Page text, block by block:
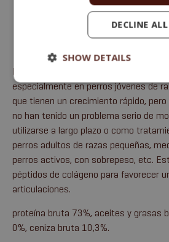
Favorece un correcto desarrollo del
especialmente en perros jóvenes de
que tienen un crecimiento rápido,
no han tenido un problema serio de
utilizarse a largo plazo o como
perros adultos de razas pequeñas,
perros activos, con sobrepeso, etc.
péptidos de colágeno para favorecer
articulaciones.
proteína bruta 73%, aceites y grasas
0%, ceniza bruta 10,3%.
DECLINE ALL
SHOW DETAILS